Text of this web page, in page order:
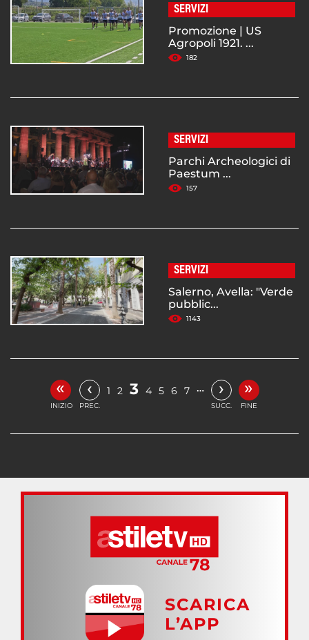
SERVIZI
Promozione | US
Agropoli 1921. ...
182
SERVIZI
Parchi Archeologici di
Paestum ...
157
SERVIZI
Salerno, Avella: "Verde
pubblic...
1143
«
INIZIO
‹
PREC.
1 2 3 4 5 6 7 … ›
SUCC.
»
FINE
SCARICA
L’APP